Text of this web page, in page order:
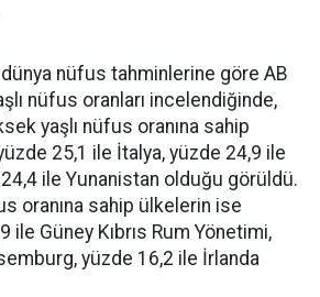
nüfus tahminlerine göre AB
nüfus oranları incelendiğinde,
yaşlı nüfus oranına sahip
25,1 ile İtalya, yüzde 24,9 ile
ile Yunanistan olduğu görüldü.
oranına sahip ülkelerin ise
ile Güney Kıbrıs Rum Yönetimi,
yüzde 16,2 ile İrlanda